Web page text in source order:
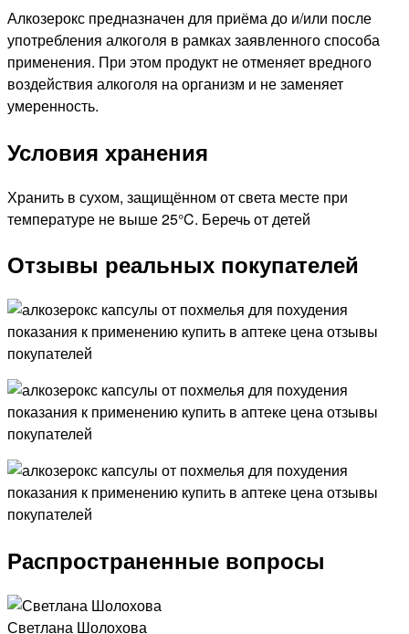
Алкозерокс предназначен для приёма до и/или после
употребления алкоголя в рамках заявленного способа
применения. При этом продукт не отменяет вредного
воздействия алкоголя на организм и не заменяет
умеренность.
Условия хранения
Хранить в сухом, защищённом от света месте при
температуре не выше 25°C. Беречь от детей
Отзывы реальных покупателей
Распространенные вопросы
Светлана Шолохова